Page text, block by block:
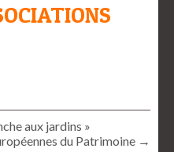
aux jardins »
du Patrimoine →